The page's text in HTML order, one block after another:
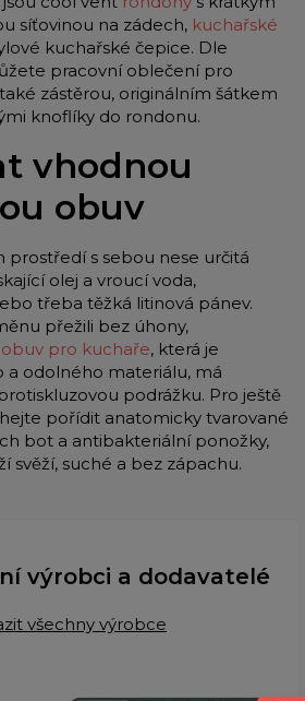
síťovinou na zádech, kuchařské
kuchařské čepice. Dle
pracovní oblečení pro
zástěrou, originálním šátkem
knoflíky do rondonu.
vhodnou
obuv
prostředí s sebou nese určitá
olej a vroucí voda,
třeba těžká litinová pánev.
přežili bez úhony,
obuv pro kuchaře, která je
a odolného materiálu, má
podrážku. Pro ještě
pořídit anatomicky tvarované
bot a antibakteriální ponožky,
svěží, suché a bez zápachu.
výrobci a dodavatelé
všechny výrobce